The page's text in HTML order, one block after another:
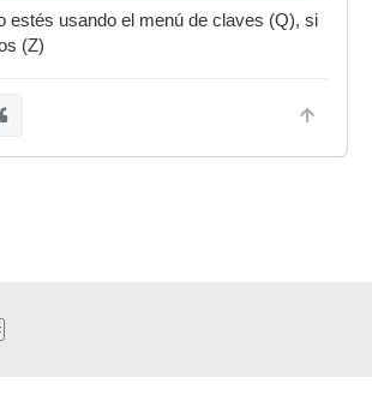
estés usando el menú de claves (Q), si
(Z)